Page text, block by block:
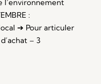
l’environnement
:
➔ Pour articuler
– 3